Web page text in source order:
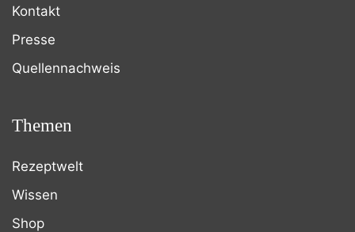
Kontakt
Presse
Quellennachweis
Themen
Rezeptwelt
Wissen
Shop